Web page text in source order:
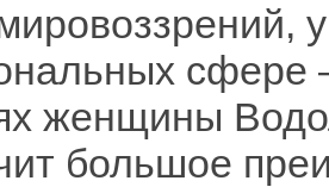
сфере
женщины
большое